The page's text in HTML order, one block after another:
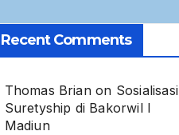
Recent Comments
Thomas Brianon Sosialisasi
Suretyship di Bakorwil I
Madiun